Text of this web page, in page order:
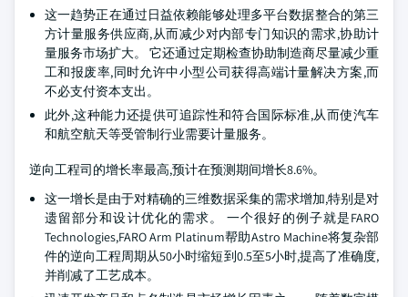
这一趋势正在通过日益依赖能够处理多平台数据整合的第三
方计量服务供应商,从而减少对内部专门知识的需求,协助计
量服务市场扩大。 它还通过定期检查协助制造商尽量减少重
工和报废率,同时允许中小型公司获得高端计量解决方案,而
不必支付资本支出。
此外,这种能力还提供可追踪性和符合国际标准,从而使汽车
和航空航天等受管制行业需要计量服务。
逆向工程司的增长率最高,预计在预测期间增长8.6%。
这一增长是由于对精确的三维数据采集的需求增加,特别是对
遗留部分和设计优化的需求。 一个很好的例子就是FARO
Technologies,FARO Arm Platinum帮助Astro Machine将复杂部
件的逆向工程周期从50小时缩短到0.5至5小时,提高了准确度,
并削减了工艺成本。